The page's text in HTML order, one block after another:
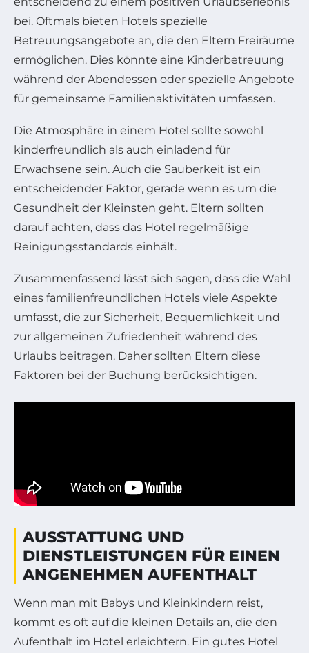
bei. Oftmals bieten Hotels spezielle
Betreuungsangebote an, die den Eltern Freiräume
ermöglichen. Dies könnte eine Kinderbetreuung
während der Abendessen oder spezielle Angebote
für gemeinsame Familienaktivitäten umfassen.
Die Atmosphäre in einem Hotel sollte sowohl
kinderfreundlich als auch einladend für
Erwachsene sein. Auch die Sauberkeit ist ein
entscheidender Faktor, gerade wenn es um die
Gesundheit der Kleinsten geht. Eltern sollten
darauf achten, dass das Hotel regelmäßige
Reinigungsstandards einhält.
Zusammenfassend lässt sich sagen, dass die Wahl
eines familienfreundlichen Hotels viele Aspekte
umfasst, die zur Sicherheit, Bequemlichkeit und
zur allgemeinen Zufriedenheit während des
Urlaubs beitragen. Daher sollten Eltern diese
Faktoren bei der Buchung berücksichtigen.
AUSSTATTUNG UND
DIENSTLEISTUNGEN FÜR EINEN
ANGENEHMEN AUFENTHALT
Wenn man mit Babys und Kleinkindern reist,
kommt es oft auf die kleinen Details an, die den
Aufenthalt im Hotel erleichtern. Ein gutes Hotel